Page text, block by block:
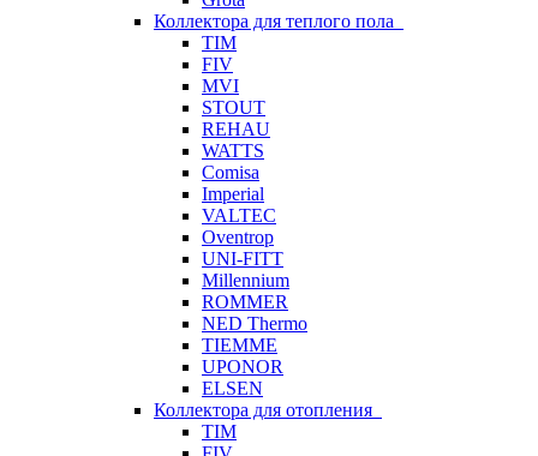
Коллектора для теплого пола
TIM
FIV
MVI
STOUT
REHAU
WATTS
Comisa
Imperial
VALTEC
Oventrop
UNI-FITT
Millennium
ROMMER
NED Thermo
TIEMME
UPONOR
ELSEN
Коллектора для отопления
TIM